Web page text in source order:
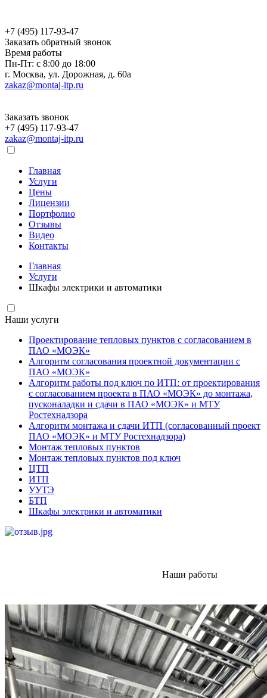
+7 (495) 117-93-47
Заказать обратный звонок
Время работы
Пн-Пт: с 8:00 до 18:00
г. Москва, ул. Дорожная, д. 60a
zakaz@montaj-itp.ru
Заказать звонок
+7 (495) 117-93-47
zakaz@montaj-itp.ru
Главная
Услуги
Цены
Лицензии
Портфолио
Отзывы
Видео
Контакты
Главная
Услуги
Шкафы электрики и автоматики
Наши услуги
Проектирование тепловых пунктов с согласованием в
ПАО «МОЭК»
Алгоритм согласования проектной документации с
ПАО «МОЭК»
Алгоритм работы под ключ по ИТП: от проектирования
с согласованием проекта в ПАО «МОЭК» до монтажа,
пусконаладки и сдачи в ПАО «МОЭК» и МТУ
Ростехнадзора
Алгоритм монтажа и сдачи ИТП (согласованный проект
ПАО «МОЭК» и МТУ Ростехнадзора)
Монтаж тепловых пунктов
Монтаж тепловых пунктов под ключ
ЦТП
ИТП
УУТЭ
БТП
Шкафы электрики и автоматики
Наши работы